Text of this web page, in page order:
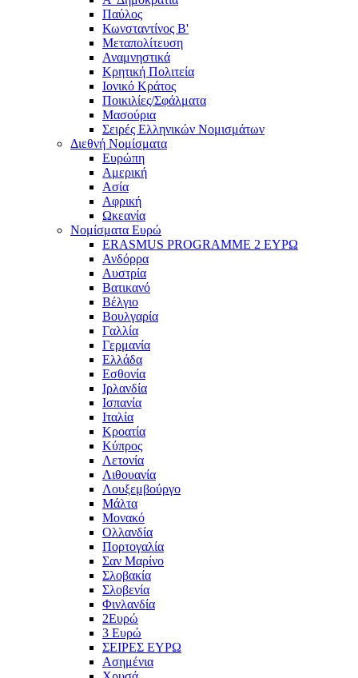
Παύλος
Κωνσταντίνος Β'
Μεταπολίτευση
Αναμνηστικά
Κρητική Πολιτεία
Ιονικό Κράτος
Ποικιλίες/Σφάλματα
Μασούρια
Σειρές Ελληνικών Νομισμάτων
Διεθνή Νομίσματα
Ευρώπη
Αμερική
Ασία
Αφρική
Ωκεανία
Νομίσματα Ευρώ
ERASMUS PROGRAMME 2 ΕΥΡΩ
Ανδόρρα
Αυστρία
Βατικανό
Βέλγιο
Βουλγαρία
Γαλλία
Γερμανία
Ελλάδα
Εσθονία
Ιρλανδία
Ισπανία
Ιταλία
Κροατία
Κύπρος
Λετονία
Λιθουανία
Λουξεμβούργο
Μάλτα
Μονακό
Ολλανδία
Πορτογαλία
Σαν Μαρίνο
Σλοβακία
Σλοβενία
Φινλανδία
2Ευρώ
3 Ευρώ
ΣΕΙΡΕΣ ΕΥΡΩ
Ασημένια